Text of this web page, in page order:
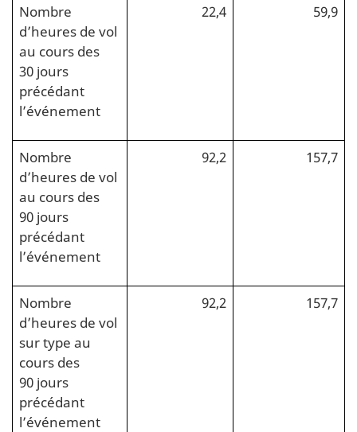
Nombre
d’heures de vol
au cours des
30 jours
précédant
l’événement
22,4 59,9
Nombre
d’heures de vol
au cours des
90 jours
précédant
l’événement
92,2 157,7
Nombre
d’heures de vol
sur type au
cours des
90 jours
précédant
l’événement
92,2 157,7